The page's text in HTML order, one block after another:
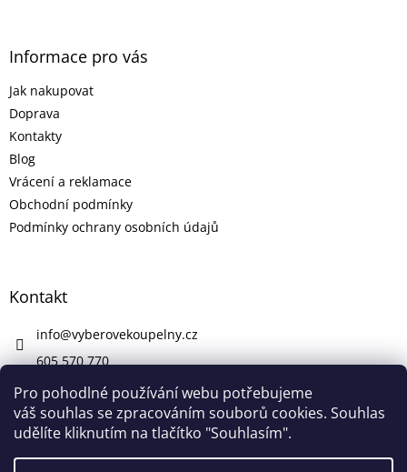
Pro pohodlné používání webu potřebujeme
váš souhlas se zpracováním souborů cookies. Souhlas
udělíte kliknutím na tlačítko "Souhlasím".
Informace pro vás
Jak nakupovat
Doprava
Kontakty
Blog
Vrácení a reklamace
Obchodní podmínky
Podmínky ochrany osobních údajů
Kontakt
info@vyberovekoupelny.cz
605 570 770
https://www.facebook.com/vyberovekoupelny/